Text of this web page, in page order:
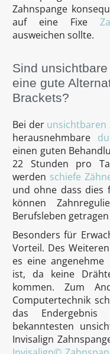
Zahnspange
auf eine Fixe
ausweichen sollte.
Sind
eine gute
Brackets?
Bei der unsichtbaren
herausnehmbare
einen guten
22 Stunden pro
werden schiefe
und ohne dass dies
können
Berufsleben
Besonders für
Vorteil. Des
es eine
ist, da keine
kommen. Zum
Computertechnik
das
bekanntesten
Invisalign